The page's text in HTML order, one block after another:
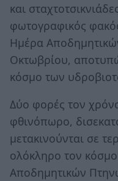
και
φωτογραφικός
Ημέρα
Οκτωβρίου,
κόσμο των
Δύο φορές τον
φθινόπωρο,
μετακινούνται σε
ολόκληρο τον
Αποδημητικών